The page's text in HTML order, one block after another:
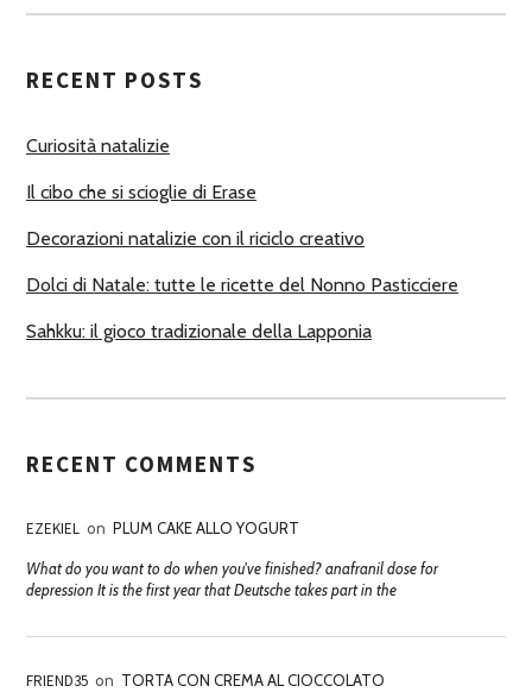
U
O
I
RECENT POSTS
Curiosità natalizie
Il cibo che si scioglie di Erase
Decorazioni natalizie con il riciclo creativo
Dolci di Natale: tutte le ricette del Nonno Pasticciere
Sahkku: il gioco tradizionale della Lapponia
RECENT COMMENTS
EZEKIEL on PLUM CAKE ALLO YOGURT
What do you want to do when you've finished? anafranil dose for
depression It is the first year that Deutsche takes part in the
FRIEND35 on TORTA CON CREMA AL CIOCCOLATO